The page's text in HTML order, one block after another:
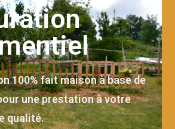
100% fait maison à base de
une prestation à votre
qualité.